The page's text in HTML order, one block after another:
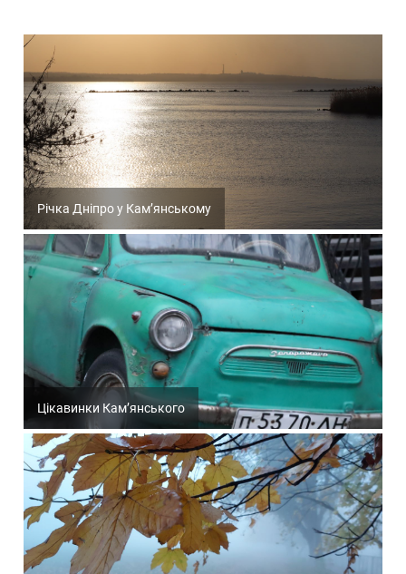
Річка Дніпро у Кам’янському
Цікавинки Кам’янського